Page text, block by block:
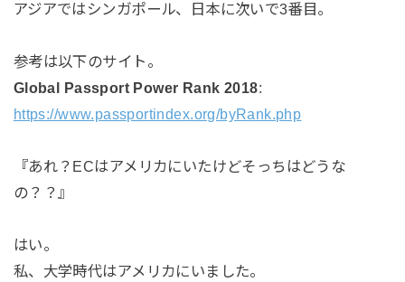
アジアではシンガポール、日本に次いで3番目。
参考は以下のサイト。
Global Passport Power Rank 2018:
https://www.passportindex.org/byRank.php
『あれ？ECはアメリカにいたけどそっちはどうな
の？？』
はい。
私、大学時代はアメリカにいました。